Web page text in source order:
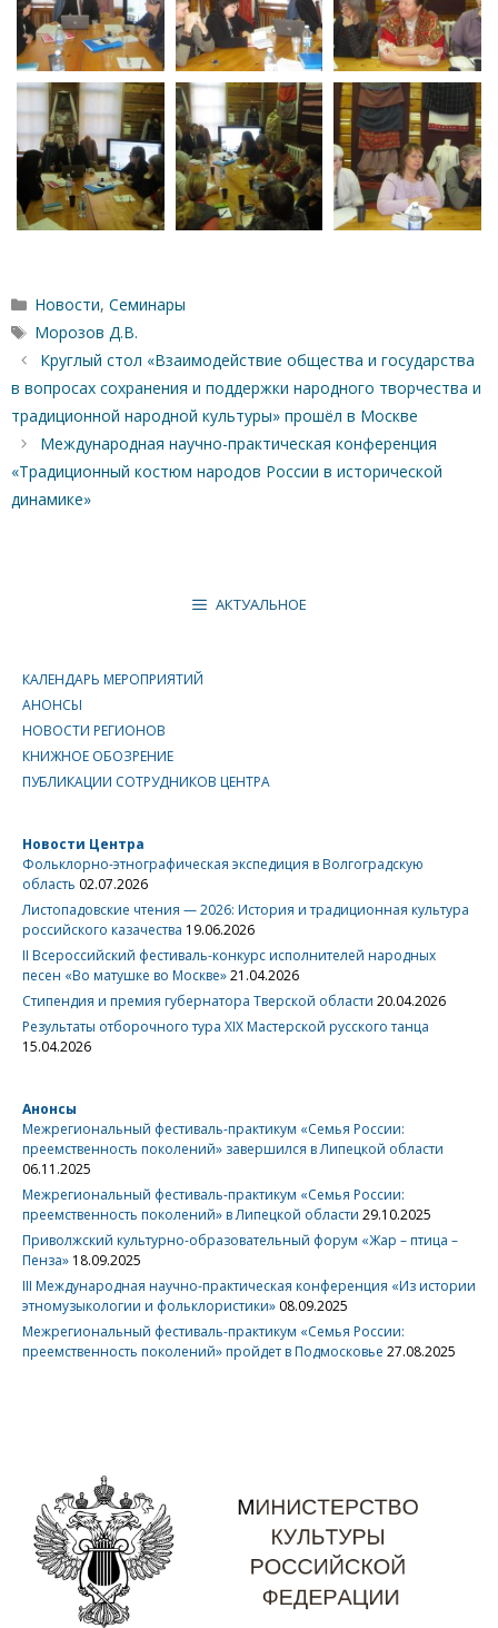
Рубрики
Новости,Семинары
Метки
Морозов Д.В.
Круглый стол «Взаимодействие общества и государства
в вопросах сохранения и поддержки народного творчества и
традиционной народной культуры» прошёл в Москве
Международная научно-практическая конференция
«Традиционный костюм народов России в исторической
динамике»
АКТУАЛЬНОЕ
КАЛЕНДАРЬ МЕРОПРИЯТИЙ
АНОНСЫ
НОВОСТИ РЕГИОНОВ
КНИЖНОЕ ОБОЗРЕНИЕ
ПУБЛИКАЦИИ СОТРУДНИКОВ ЦЕНТРА
Новости Центра
Фольклорно-этнографическая экспедиция в Волгоградскую
область 02.07.2026
Листопадовские чтения — 2026: История и традиционная культура
российского казачества 19.06.2026
II Всероссийский фестиваль-конкурс исполнителей народных
песен «Во матушке во Москве»21.04.2026
Стипендия и премия губернатора Тверской области 20.04.2026
Результаты отборочного тура XIX Мастерской русского танца
15.04.2026
Анонсы
Межрегиональный фестиваль-практикум «Семья России:
преемственность поколений» завершился в Липецкой области
06.11.2025
Межрегиональный фестиваль-практикум «Семья России:
преемственность поколений» в Липецкой области 29.10.2025
Приволжский культурно-образовательный форум «Жар – птица –
Пенза» 18.09.2025
III Международная научно-практическая конференция «Из истории
этномузыкологии и фольклористики» 08.09.2025
Межрегиональный фестиваль-практикум «Семья России:
преемственность поколений» пройдет в Подмосковье 27.08.2025